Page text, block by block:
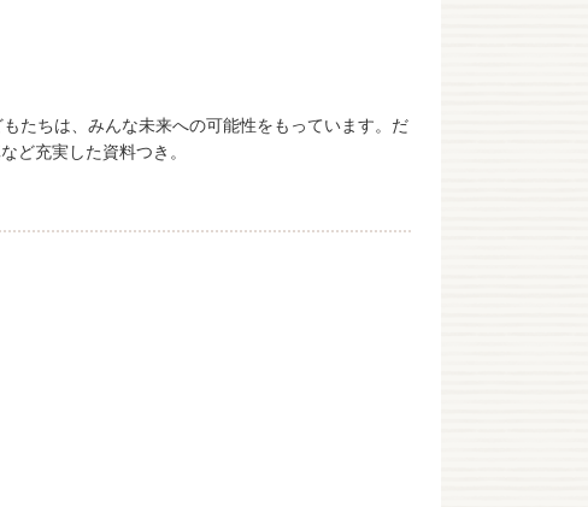
たちは、みんな未来への可能性をもっています。だ
ど充実した資料つき。